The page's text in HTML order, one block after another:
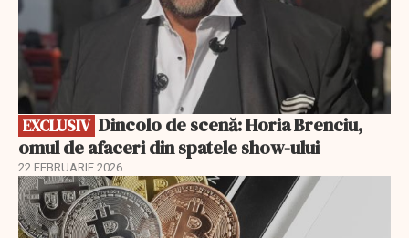
EXCLUSIV
omul de afaceri din spatele show-ului
22 FEBRUARIE 2026